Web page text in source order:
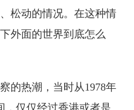
松动的情况。在这种情
外面的世界到底怎么
热潮，当时从1978年
，仅仅经过香港或者是